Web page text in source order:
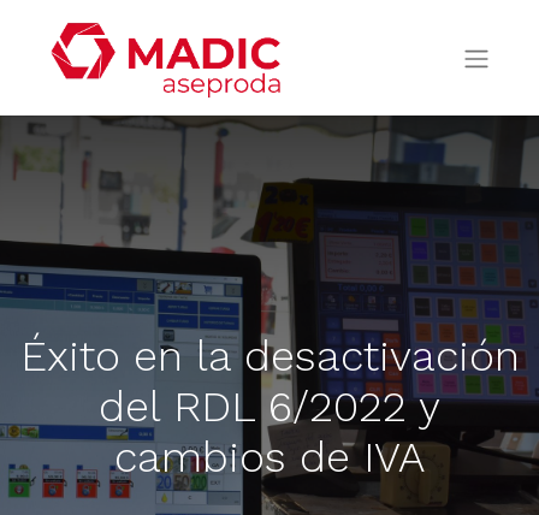
Éxito en la desactivación
del RDL 6/2022 y
cambios de IVA